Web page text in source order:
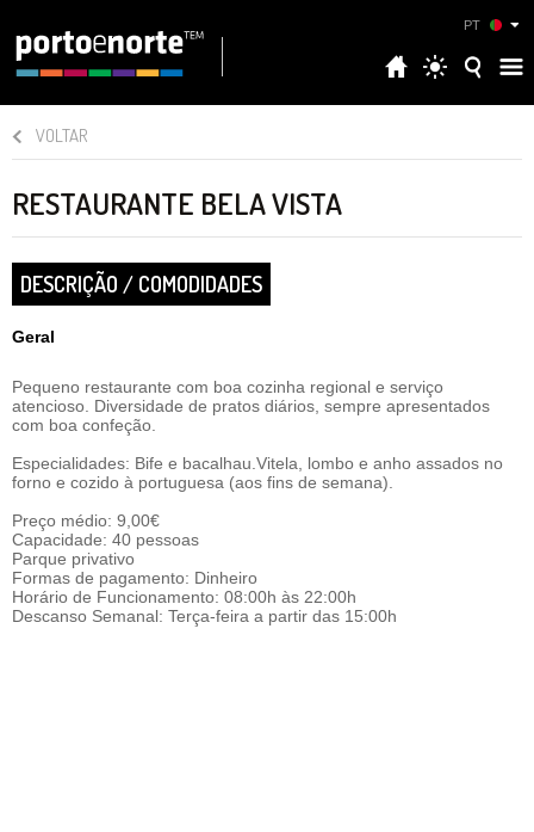
PT
VOLTAR
RESTAURANTE BELA VISTA
DESCRIÇÃO / COMODIDADES
Geral
Pequeno restaurante com boa cozinha regional e serviço
atencioso. Diversidade de pratos diários, sempre apresentados
com boa confeção.
Especialidades: Bife e bacalhau.Vitela, lombo e anho assados no
forno e cozido à portuguesa (aos fins de semana).
Preço médio: 9,00€
Capacidade: 40 pessoas
Parque privativo
Formas de pagamento: Dinheiro
Horário de Funcionamento: 08:00h às 22:00h
Descanso Semanal: Terça-feira a partir das 15:00h